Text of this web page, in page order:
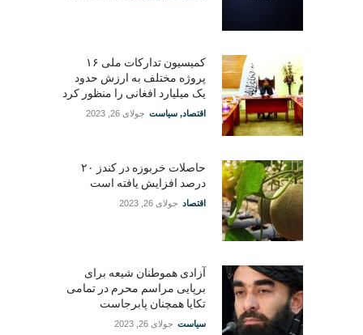
کمیسیون تدارکات ملی ۱۶
پروژه مختلف به ارزش حدود
یک میلیارد افغانی را منظور کرد
اقتصاد, سیاست جولای 26, 2023
حاصلات خربوزه در کندز ۲۰
درصد افزایش یافته است
اقتصاد جولای 26, 2023
آزادی هموطنان شیعه برای
برپایی مراسم محرم در تمامی
تکایا همچنان پابرجاست
سیاست جولای 26, 2023